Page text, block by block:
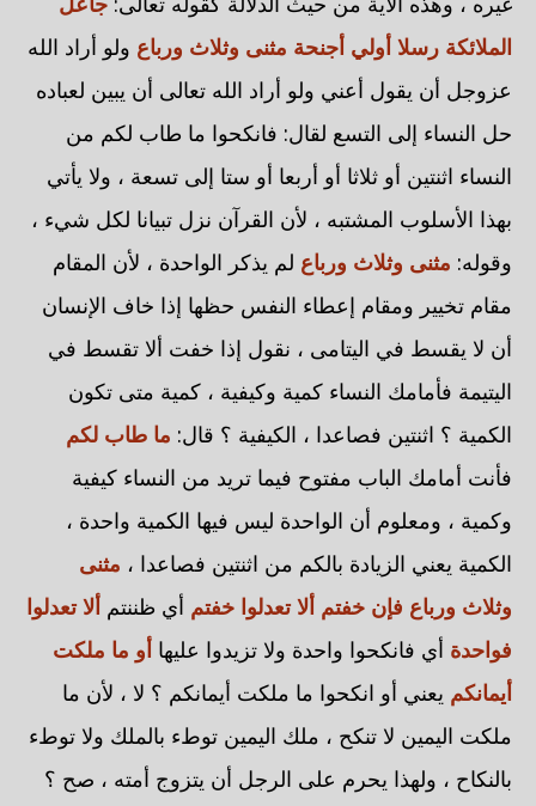
الملائكة رسلا أولي أجنحة مثنى وثلاث ورباع ولو أراد الله
عزوجل أن يقول أعني ولو أراد الله تعالى أن يبين لعباده
حل النساء إلى التسع لقال: فانكحوا ما طاب لكم من
النساء اثنتين أو ثلاثا أو أربعا أو ستا إلى تسعة ، ولا يأتي
بهذا الأسلوب المشتبه ، لأن القرآن نزل تبيانا لكل شيء ،
وقوله: مثنى وثلاث ورباع لم يذكر الواحدة ، لأن المقام
مقام تخيير ومقام إعطاء النفس حظها إذا خاف الإنسان
أن لا يقسط في اليتامى ، نقول إذا خفت ألا تقسط في
اليتيمة فأمامك النساء كمية وكيفية ، كمية متى تكون
الكمية ؟ اثنتين فصاعدا ، الكيفية ؟ قال: ما طاب لكم
فأنت أمامك الباب مفتوح فيما تريد من النساء كيفية
وكمية ، ومعلوم أن الواحدة ليس فيها الكمية واحدة ،
الكمية يعني الزيادة بالكم من اثنتين فصاعدا ، مثنى
وثلاث ورباع فإن خفتم ألا تعدلوا خفتم أي ظننتم ألا تعدلوا
فواحدة أي فانكحوا واحدة ولا تزيدوا عليها أو ما ملكت
أيمانكم يعني أو انكحوا ما ملكت أيمانكم ؟ لا ، لأن ما
ملكت اليمين لا تنكح ، ملك اليمين توطء بالملك ولا توطء
بالنكاح ، ولهذا يحرم على الرجل أن يتزوج أمته ، صح ؟